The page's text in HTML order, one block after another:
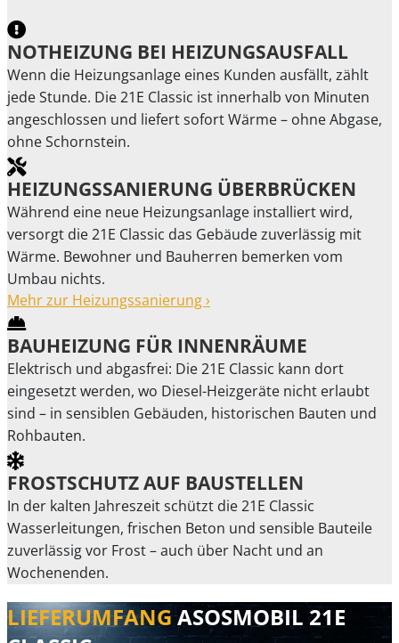
NOTHEIZUNG BEI HEIZUNGSAUSFALL
Wenn die Heizungsanlage eines Kunden ausfällt, zählt
jede Stunde. Die 21E Classic ist innerhalb von Minuten
angeschlossen und liefert sofort Wärme – ohne Abgase,
ohne Schornstein.
HEIZUNGSSANIERUNG ÜBERBRÜCKEN
Während eine neue Heizungsanlage installiert wird,
versorgt die 21E Classic das Gebäude zuverlässig mit
Wärme. Bewohner und Bauherren bemerken vom
Umbau nichts.
Mehr zur Heizungssanierung ›
BAUHEIZUNG FÜR INNENRÄUME
Elektrisch und abgasfrei: Die 21E Classic kann dort
eingesetzt werden, wo Diesel-Heizgeräte nicht erlaubt
sind – in sensiblen Gebäuden, historischen Bauten und
Rohbauten.
FROSTSCHUTZ AUF BAUSTELLEN
In der kalten Jahreszeit schützt die 21E Classic
Wasserleitungen, frischen Beton und sensible Bauteile
zuverlässig vor Frost – auch über Nacht und an
Wochenenden.
LIEFERUMFANGASOSMOBIL 21E